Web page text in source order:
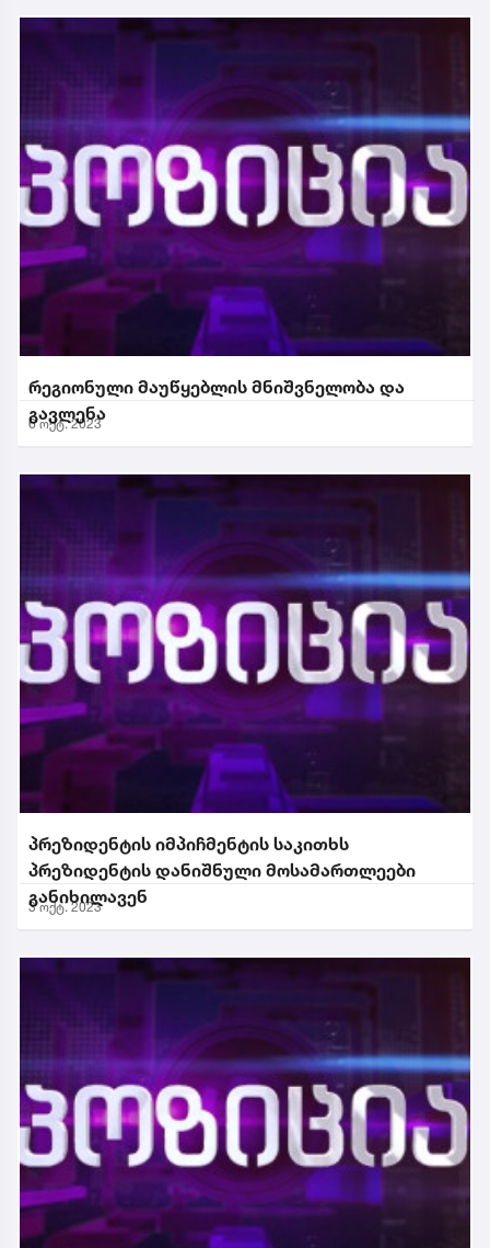
რეგიონული მაუწყებლის მნიშვნელობა და
გავლენა
6 ოქტ. 2023
პრეზიდენტის იმპიჩმენტის საკითხს
პრეზიდენტის დანიშნული მოსამართლეები
განიხილავენ
3 ოქტ. 2023